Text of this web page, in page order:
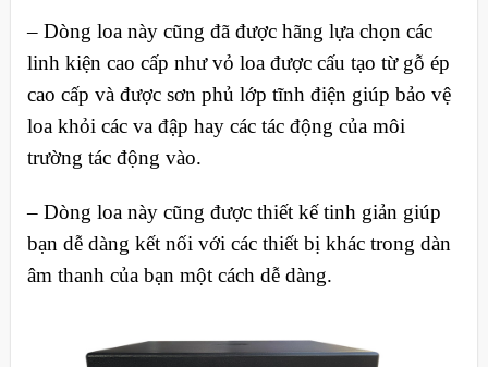
– Dòng loa này cũng đã được hãng lựa chọn các
linh kiện cao cấp như vỏ loa được cấu tạo từ gỗ ép
cao cấp và được sơn phủ lớp tĩnh điện giúp bảo vệ
loa khỏi các va đập hay các tác động của môi
trường tác động vào.
– Dòng loa này cũng được thiết kế tinh giản giúp
bạn dễ dàng kết nối với các thiết bị khác trong dàn
âm thanh của bạn một cách dễ dàng.